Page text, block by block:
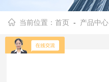
当前位置：首页 - 产品中心